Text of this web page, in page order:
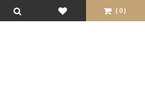
(0)